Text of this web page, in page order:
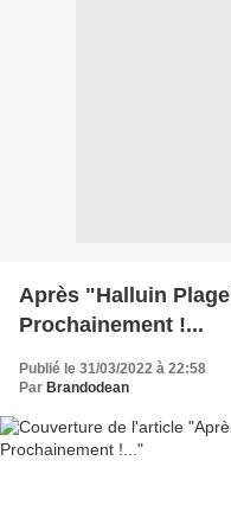
Après "Halluin
Prochainement !...
Publié le 31/03/2022 à 22:58
Par Brandodean